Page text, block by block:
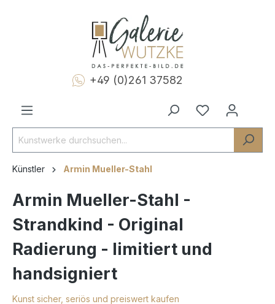
+49 (0)261 37582
Künstler Armin Mueller-Stahl
Armin Mueller-Stahl -
Strandkind - Original
Radierung - limitiert und
handsigniert
Kunst sicher, seriös und preiswert kaufen